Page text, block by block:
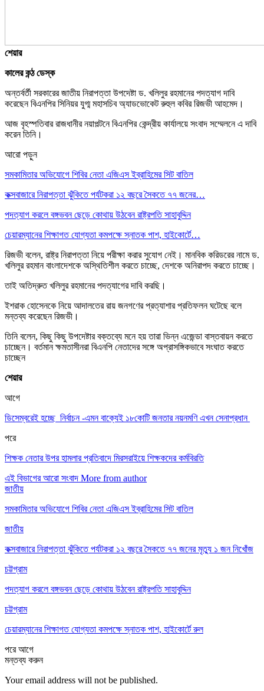
শেয়ার
কালের কন্ঠ ডেস্ক
অন্তর্বর্তী সরকারের জাতীয় নিরাপত্তা উপদেষ্টা ড. খলিলুর রহমানের পদত্যাগ দাবি
করেছেন বিএনপির সিনিয়র যুগ্ম মহাসচিব অ্যাডভোকেট রুহুল কবির রিজভী আহমেদ।
আজ বৃহস্পতিবার রাজধানীর নয়াপল্টনে বিএনপির কেন্দ্রীয় কার্যালয়ে সংবাদ সম্মেলনে এ দাবি
করেন তিনি।
আরো পড়ুন
সমকামিতার অভিযোগে শিবির নেতা এজিএস ইব্রাহিমের সিট বাতিল
কক্সবাজারে নিরাপত্তা ঝুঁকিতে পর্যটকরা ১২ বছরে সৈকতে ৭৭ জনের…
পদত্যাগ করলে বঙ্গভবন ছেড়ে কোথায় উঠবেন রাষ্ট্রপতি সাহাবুদ্দিন
চেয়ারম্যানের শিক্ষাগত যোগ্যতা কমপক্ষে স্নাতক পাশ, হাইকোর্টে…
রিজভী বলেন, রাষ্ট্র নিরাপত্তা নিয়ে পরীক্ষা করার সুযোগ নেই। মানবিক করিডরের নামে ড.
খলিলুর রহমান বাংলাদেশকে অস্থিতিশীল করতে চাচ্ছে, দেশকে অনিরাপদ করতে চাচ্ছে।
তাই অতিদ্রুত খলিলুর রহমানের পদত্যাগের দাবি করছি।
ইশরাক হোসেনকে নিয়ে আদালতের রায় জনগণের প্রত্যাশার প্রতিফলন ঘটেছে বলে
মন্তব্য করেছেন রিজভী।
তিনি বলেন, কিছু কিছু উপদেষ্টার বক্তব্যে মনে হয় তারা ভিন্ন এজেন্ডা বাস্তবায়ন করতে
চাচ্ছেন। বর্তমান ক্ষমতাসীনরা বিএনপি নেতাদের সঙ্গে অপ্রাসঙ্গিকভাবে সংঘাত করতে
চাচ্ছেন
শেয়ার
আগে
ডিসেম্বরেই হচ্ছে নির্বাচন -এমন বাক্যেই ১৮কোটি জনতার নয়নমণি এখন সেনাপ্রধান
পরে
শিক্ষক নেতার উপর হামলার প্রতিবাদে মিরসরাইয়ে শিক্ষকদের কর্মবিরতি
এই বিভাগের আরো সংবাদ More from author
জাতীয়
সমকামিতার অভিযোগে শিবির নেতা এজিএস ইব্রাহিমের সিট বাতিল
জাতীয়
কক্সবাজারে নিরাপত্তা ঝুঁকিতে পর্যটকরা ১২ বছরে সৈকতে ৭৭ জনের মৃত্যু ১ জন নিখোঁজ
চট্টগ্রাম
পদত্যাগ করলে বঙ্গভবন ছেড়ে কোথায় উঠবেন রাষ্ট্রপতি সাহাবুদ্দিন
চট্টগ্রাম
চেয়ারম্যানের শিক্ষাগত যোগ্যতা কমপক্ষে স্নাতক পাশ, হাইকোর্টে রুল
পরেআগে
মন্তব্য করুন
Your email address will not be published.